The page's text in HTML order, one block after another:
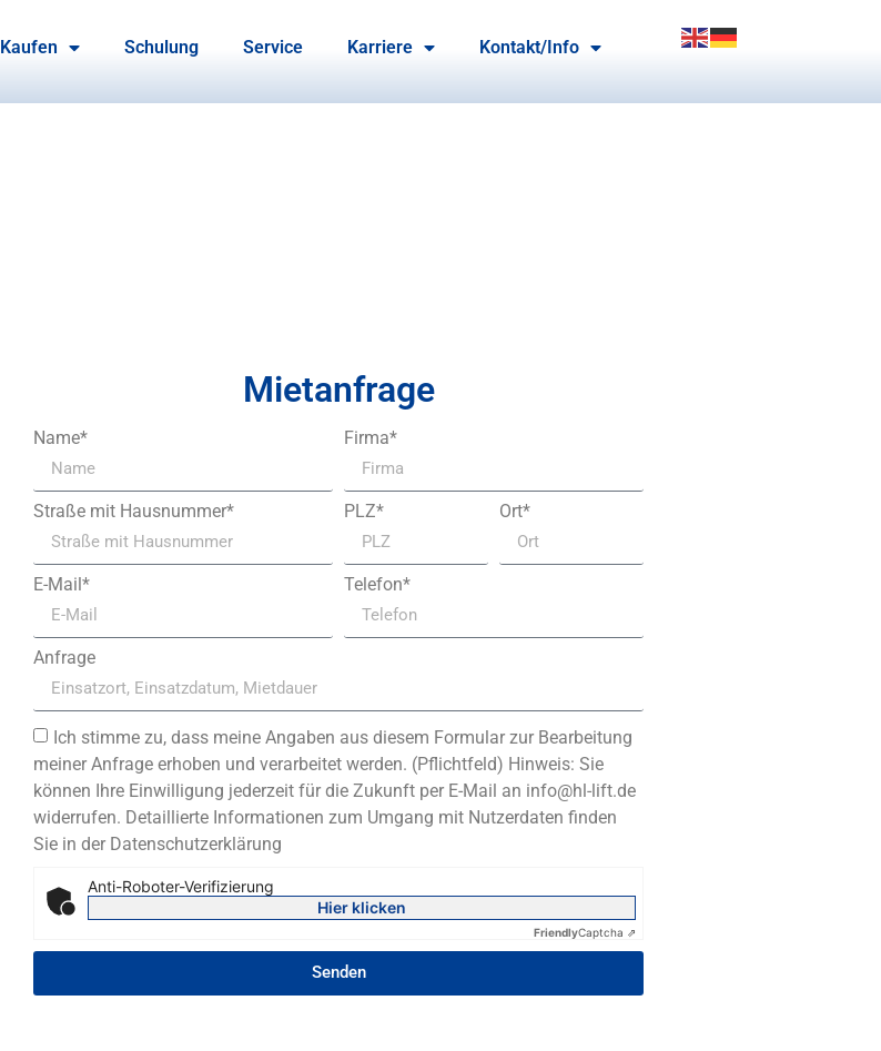
Kaufen Schulung Service Karriere Kontakt/Info
Mietanfrage
Name* Firma*
Straße mit Hausnummer* PLZ* Ort*
E-Mail* Telefon*
Anfrage
Ich stimme zu, dass meine Angaben aus diesem Formular zur Bearbeitung
meiner Anfrage erhoben und verarbeitet werden. (Pflichtfeld) Hinweis: Sie
können Ihre Einwilligung jederzeit für die Zukunft per E-Mail an info@hl-lift.de
widerrufen. Detaillierte Informationen zum Umgang mit Nutzerdaten finden
Sie in der Datenschutzerklärung
Anti-Roboter-Verifizierung
Hier klicken
FriendlyCaptcha ⇗
Senden